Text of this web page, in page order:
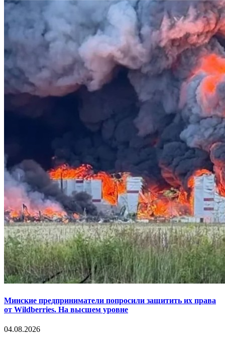
Минские предприниматели попросили защитить их права
от Wildberries. На высшем уровне
04.08.2026